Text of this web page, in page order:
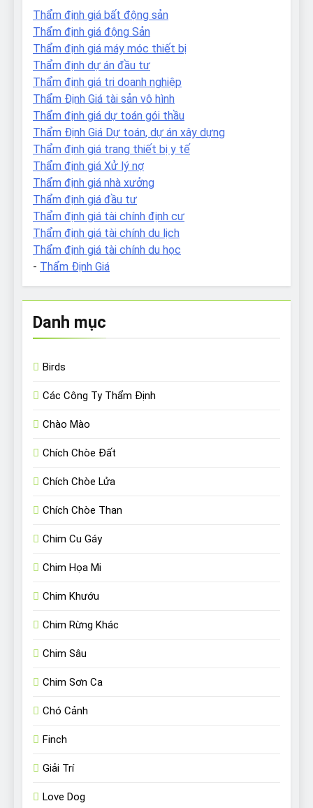
Thẩm định giá bất động sản
Thẩm định giá động Sản
Thẩm định giá máy móc thiết bị
Thẩm định dự án đầu tư
Thẩm định giá tri doanh nghiệp
Thẩm Định Giá tài sản vô hình
Thẩm định giá dự toán gói thầu
Thẩm Định Giá Dự toán, dự án xây dựng
Thẩm định giá trang thiết bị y tế
Thẩm định giá Xử lý nợ
Thẩm định giá nhà xưởng
Thẩm định giá đầu tư
Thẩm định giá tài chính định cư
Thẩm định giá tài chính du lịch
Thẩm định giá tài chính du học
- Thẩm Định Giá
Danh mục
Birds
Các Công Ty Thẩm Định
Chào Mào
Chích Chòe Đất
Chích Chòe Lửa
Chích Chòe Than
Chim Cu Gáy
Chim Họa Mi
Chim Khướu
Chim Rừng Khác
Chim Sâu
Chim Sơn Ca
Chó Cảnh
Finch
Giải Trí
Love Dog